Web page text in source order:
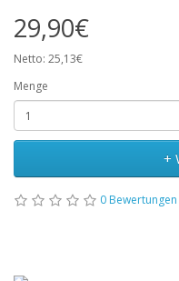
29,90€
Netto: 25,13€
Menge
+
0 Bewertungen